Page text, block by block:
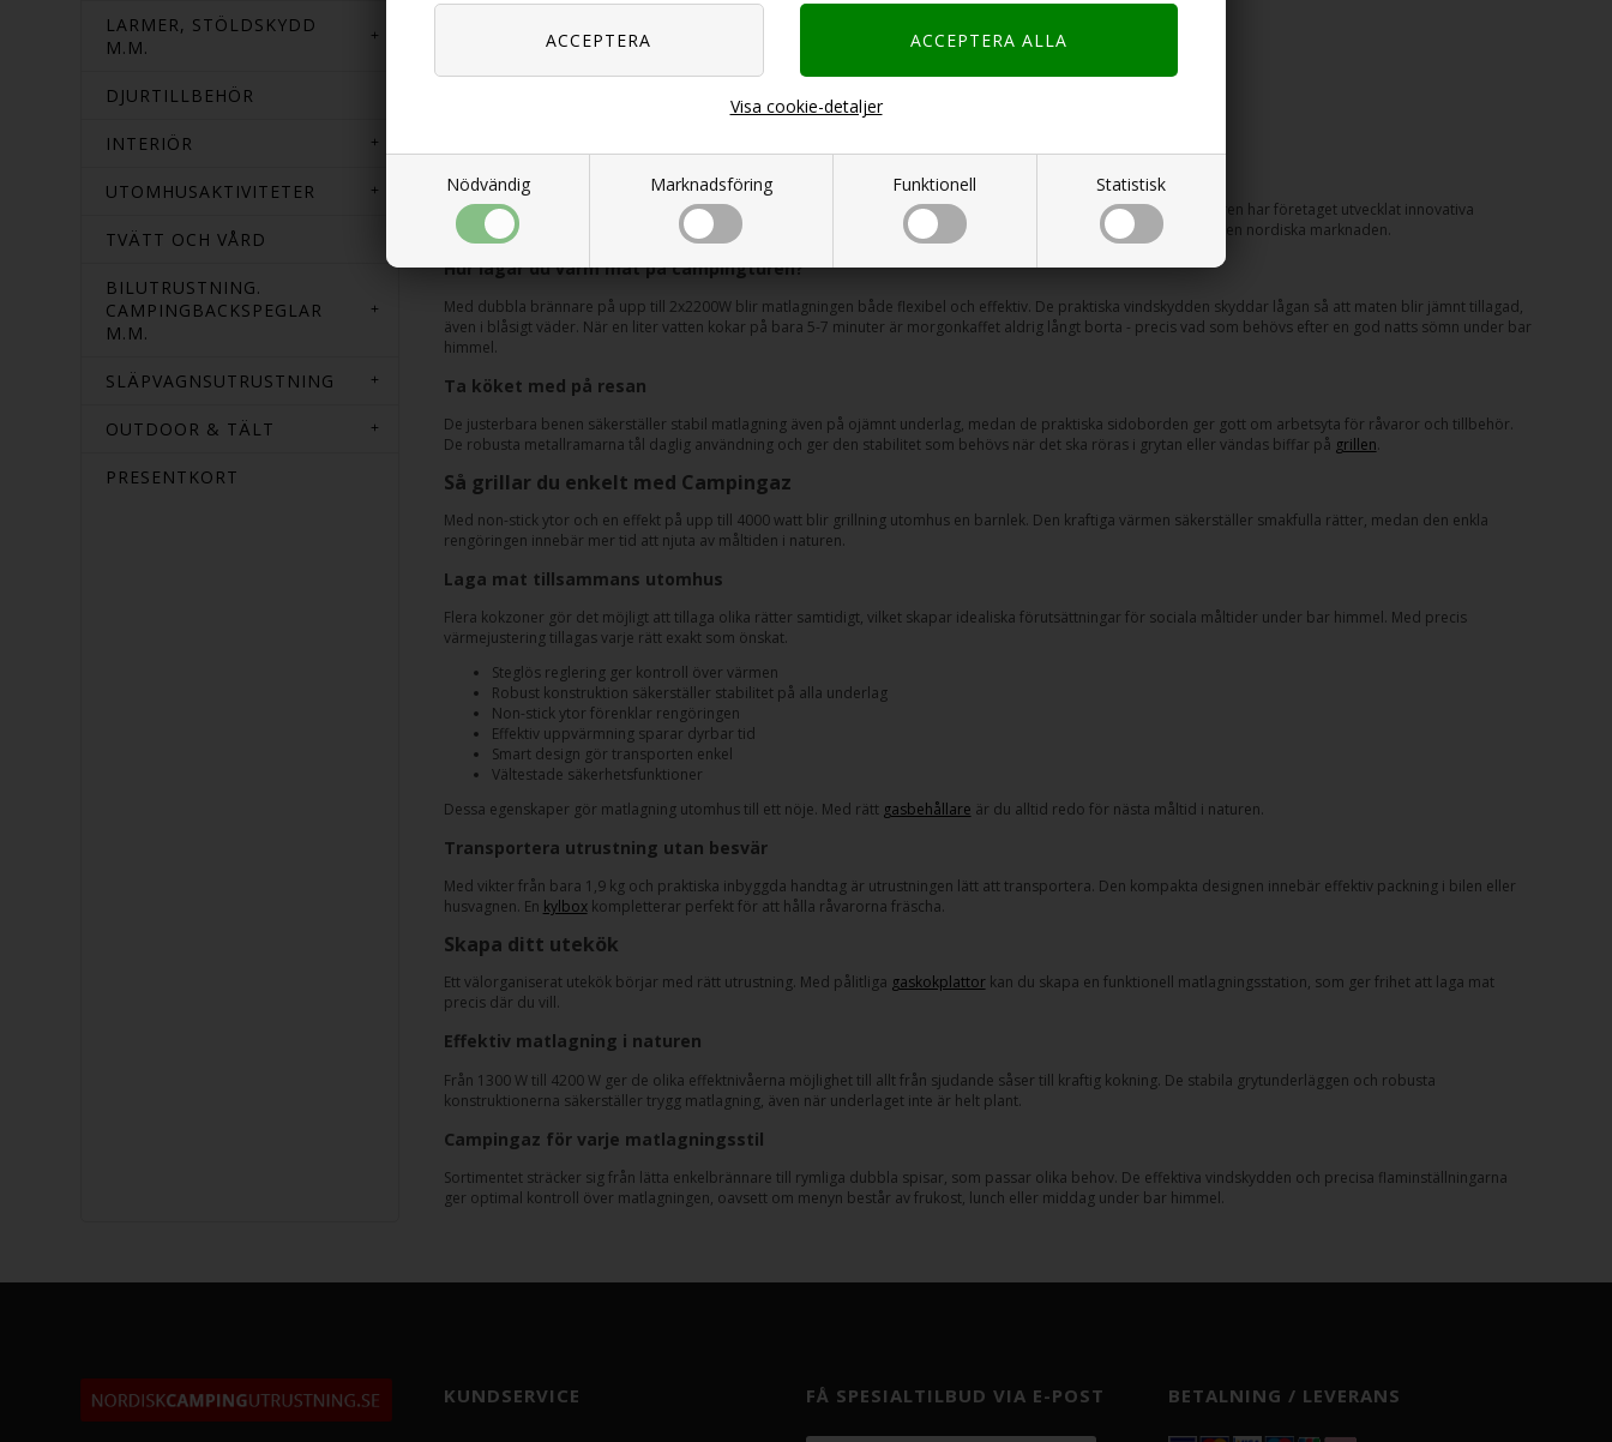
Nödvändig Marknadsföring Funktionell Statistisk
Visa cookie-detaljer
LARMER, STÖLDSKYDD
M.M.
DJURTILLBEHÖR
INTERIÖR
UTOMHUSAKTIVITETER
TVÄTT OCH VÅRD
BILUTRUSTNING.
CAMPINGBACKSPEGLAR
M.M.
SLÄPVAGNSUTRUSTNING
OUTDOOR & TÄLT
PRESENTKORT
Campingaz gör matlagning utomhus enkelt
Sedan 1949 har
varit bland Europas ledande tillverkare av utrustning för utomhusmatlagning. Genom åren har företaget utvecklat innovativa
lösningar för camping och friluftsliv, med särskilt fokus på säkra och användarvänliga gasbaserade produkter för den nordiska marknaden.
Hur lagar du varm mat på campingturen?
Med dubbla brännare på upp till 2x2200W blir matlagningen både flexibel och effektiv. De praktiska vindskydden skyddar lågan så att maten blir jämnt tillagad,
även i blåsigt väder. När en liter vatten kokar på bara 5-7 minuter är morgonkaffet aldrig långt borta - precis vad som behövs efter en god natts sömn under bar
himmel.
Ta köket med på resan
De justerbara benen säkerställer stabil matlagning även på ojämnt underlag, medan de praktiska sidoborden ger gott om arbetsyta för råvaror och tillbehör.
De robusta metallramarna tål daglig användning och ger den stabilitet som behövs när det ska röras i grytan eller vändas biffar på grillen.
Så grillar du enkelt med Campingaz
Med non-stick ytor och en effekt på upp till 4000 watt blir grillning utomhus en barnlek. Den kraftiga värmen säkerställer smakfulla rätter, medan den enkla
rengöringen innebär mer tid att njuta av måltiden i naturen.
Laga mat tillsammans utomhus
Flera kokzoner gör det möjligt att tillaga olika rätter samtidigt, vilket skapar idealiska förutsättningar för sociala måltider under bar himmel. Med precis
värmejustering tillagas varje rätt exakt som önskat.
Steglös reglering ger kontroll över värmen
Robust konstruktion säkerställer stabilitet på alla underlag
Non-stick ytor förenklar rengöringen
Effektiv uppvärmning sparar dyrbar tid
Smart design gör transporten enkel
Vältestade säkerhetsfunktioner
Dessa egenskaper gör matlagning utomhus till ett nöje. Med rätt gasbehållare är du alltid redo för nästa måltid i naturen.
Transportera utrustning utan besvär
Med vikter från bara 1,9 kg och praktiska inbyggda handtag är utrustningen lätt att transportera. Den kompakta designen innebär effektiv packning i bilen eller
husvagnen. En kylboxkompletterar perfekt för att hålla råvarorna fräscha.
Skapa ditt utekök
Ett välorganiserat utekök börjar med rätt utrustning. Med pålitliga gaskokplattorkan du skapa en funktionell matlagningsstation, som ger frihet att laga mat
precis där du vill.
Effektiv matlagning i naturen
Från 1300 W till 4200 W ger de olika effektnivåerna möjlighet till allt från sjudande såser till kraftig kokning. De stabila grytunderläggen och robusta
konstruktionerna säkerställer trygg matlagning, även när underlaget inte är helt plant.
Campingaz för varje matlagningsstil
Sortimentet sträcker sig från lätta enkelbrännare till rymliga dubbla spisar, som passar olika behov. De effektiva vindskydden och precisa flaminställningarna
ger optimal kontroll över matlagningen, oavsett om menyn består av frukost, lunch eller middag under bar himmel.
KUNDSERVICE FÅ SPESIALTILBUD VIA E-POST BETALNING / LEVERANS